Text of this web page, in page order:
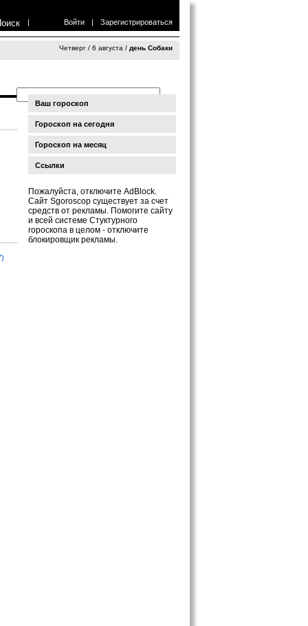
| Войти | Зарегистрироваться
Четверг / 6 августа / день Собаки
Ваш гороскоп
Гороскоп на сегодня
Гороскоп на месяц
Ссылки
Пожалуйста, отключите AdBlock.
Сайт Sgoroscop существует за счет
средств от рекламы. Помогите сайту
и всей системе Стуктурного
гороскопа в целом - отключите
блокировщик рекламы.